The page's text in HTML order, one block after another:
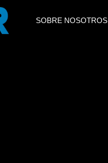
SOBRE NOSOTROS